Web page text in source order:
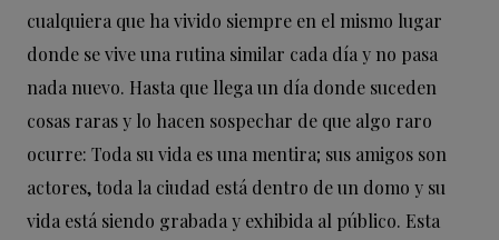
cualquiera que ha vivido siempre en el mismo lugar
donde se vive una rutina similar cada día y no pasa
nada nuevo. Hasta que llega un día donde suceden
cosas raras y lo hacen sospechar de que algo raro
ocurre: Toda su vida es una mentira; sus amigos son
actores, toda la ciudad está dentro de un domo y su
vida está siendo grabada y exhibida al público. Esta